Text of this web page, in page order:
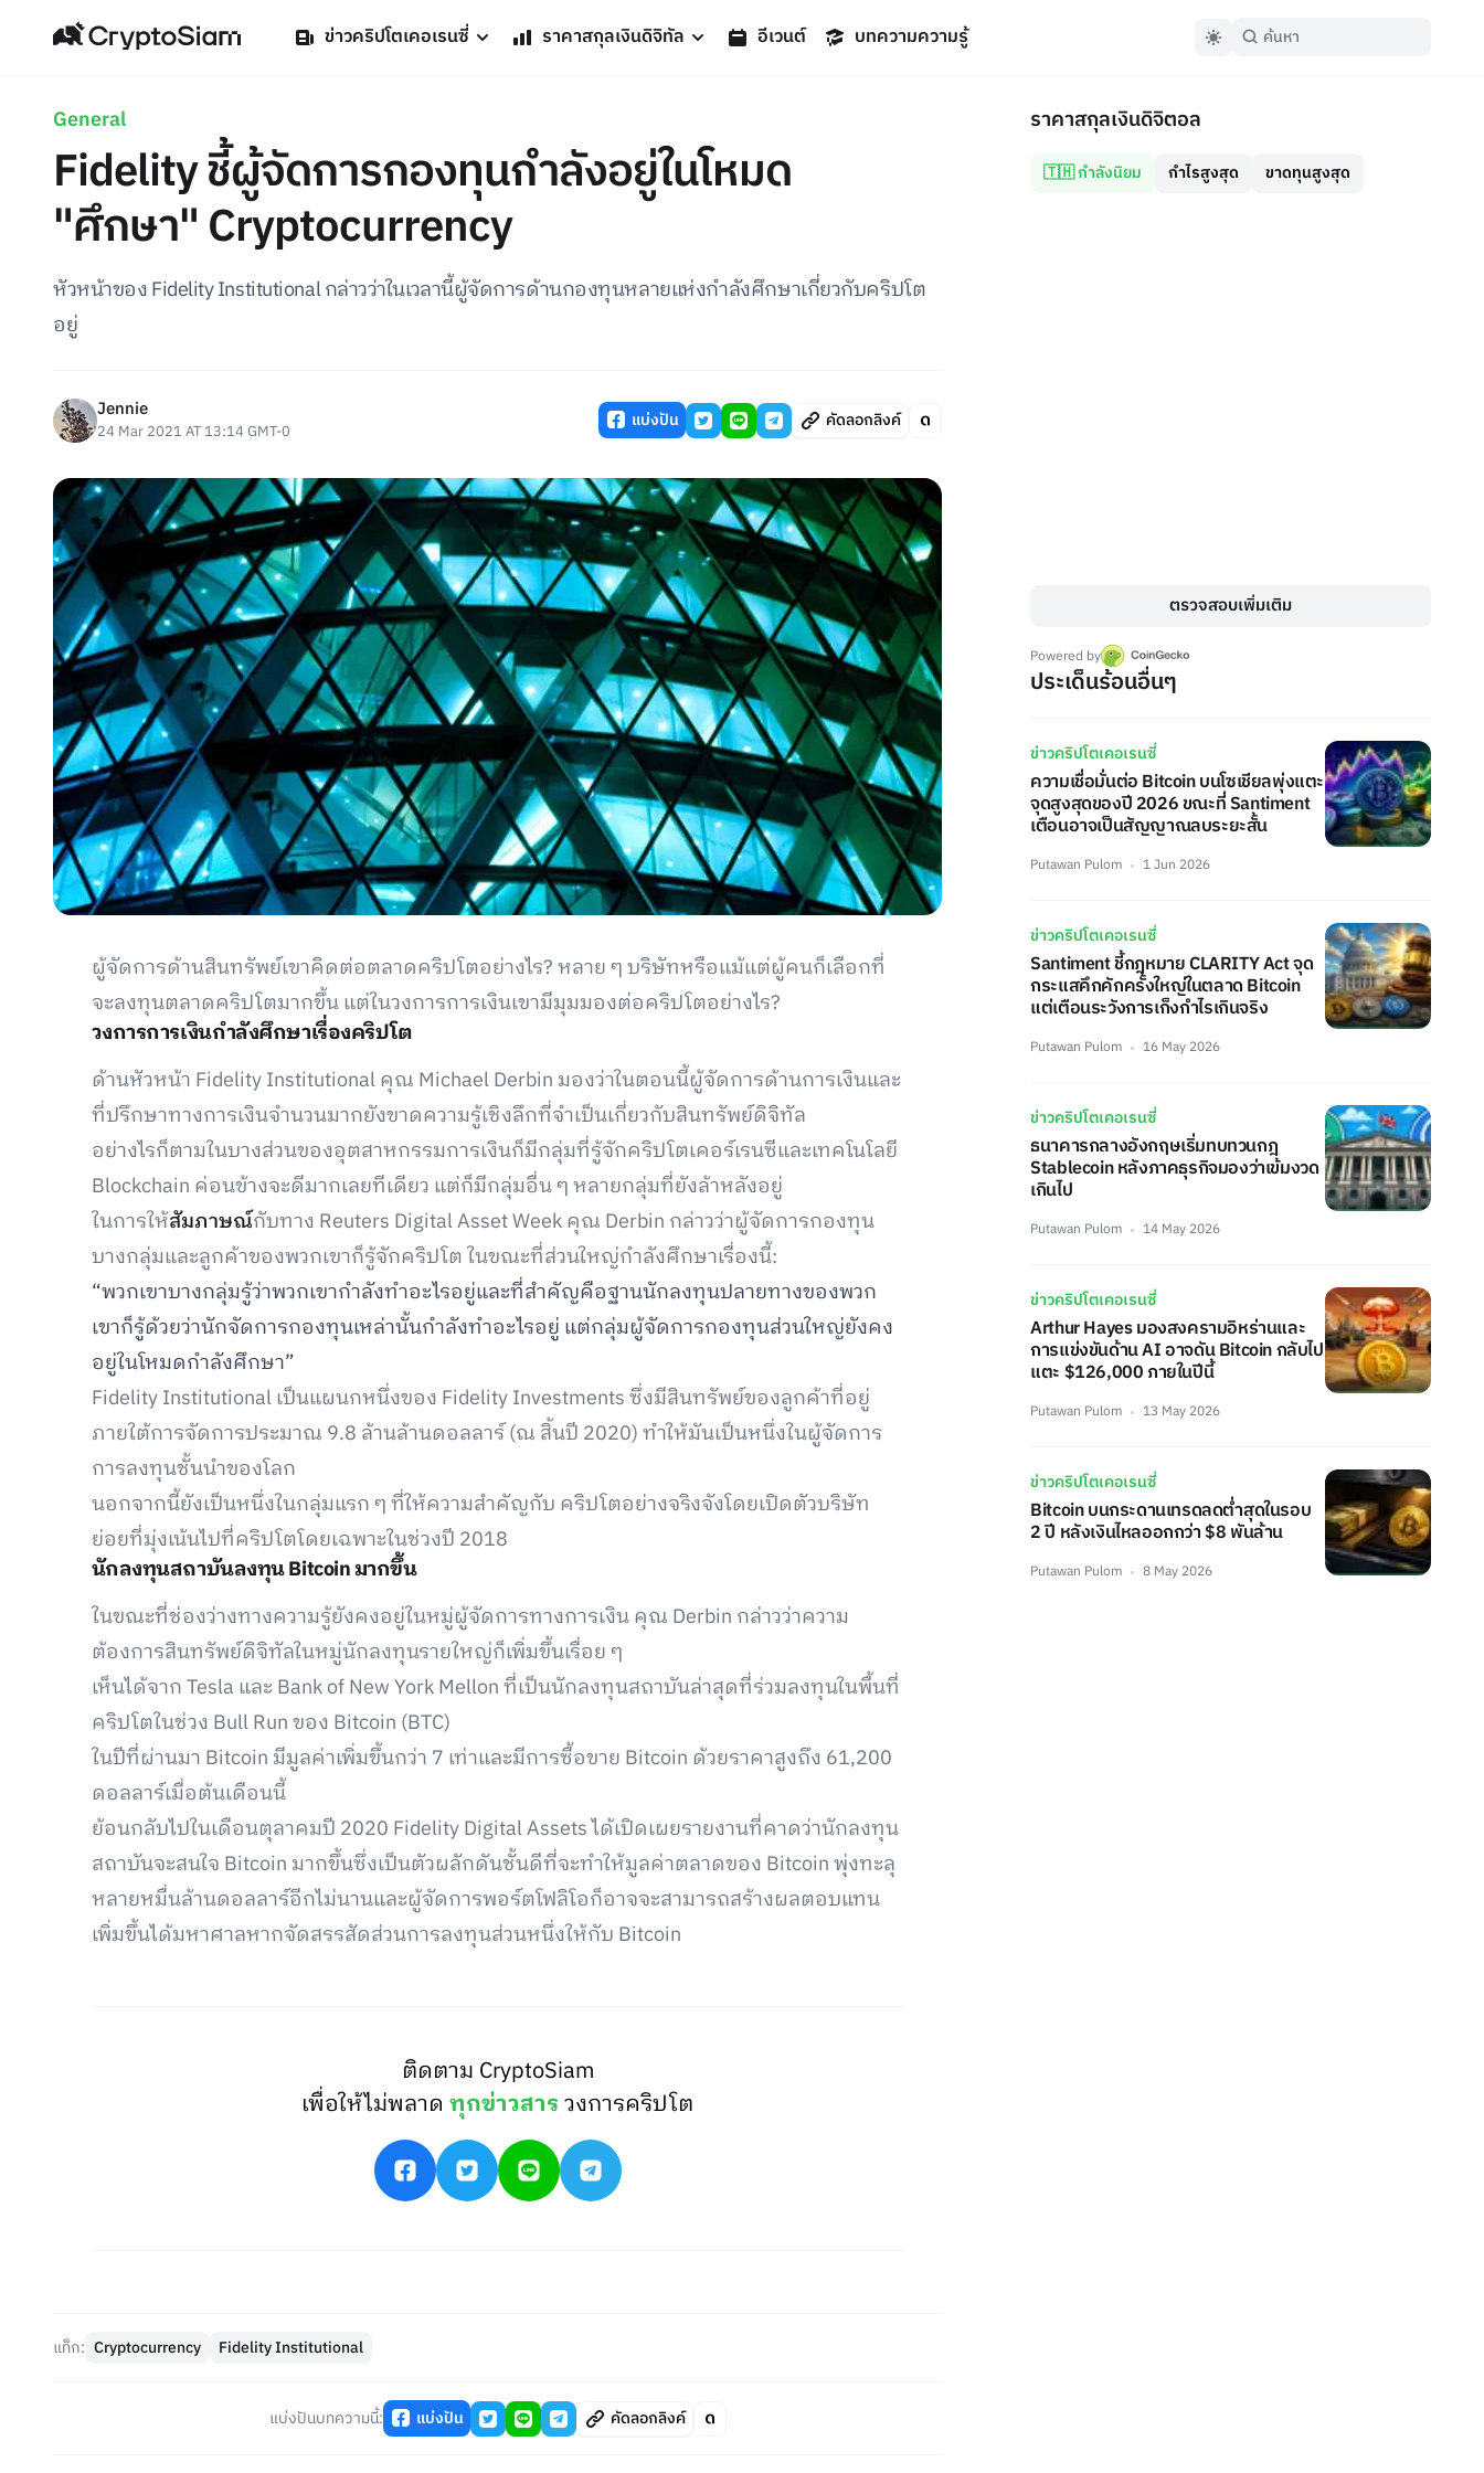
ข่าวคริปโตเคอเรนซี่ ราคาสกุลเงินดิจิทัล อีเวนต์ บทความความรู้
General
Fidelity ชี้ผู้จัดการกองทุนกำลังอยู่ในโหมด
"ศึกษา" Cryptocurrency
หัวหน้าของ Fidelity Institutional กล่าวว่าในเวลานี้ผู้จัดการด้านกองทุนหลายแห่งกำลังศึกษาเกี่ยวกับคริปโต
อยู่
Jennie
24 Mar 2021 AT 13:14 GMT-0 แบ่งปัน คัดลอกลิงค์
ผู้จัดการด้านสินทรัพย์เขาคิดต่อตลาดคริปโตอย่างไร? หลาย ๆ บริษัทหรือแม้แต่ผู้คนก็เลือกที่
จะลงทุนตลาดคริปโตมากขึ้น แต่ในวงการการเงินเขามีมุมมองต่อคริปโตอย่างไร?
วงการการเงินกำลังศึกษาเรื่องคริปโต
ด้านหัวหน้า Fidelity Institutional คุณ Michael Derbin มองว่าในตอนนี้ผู้จัดการด้านการเงินและ
ที่ปรึกษาทางการเงินจำนวนมากยังขาดความรู้เชิงลึกที่จำเป็นเกี่ยวกับสินทรัพย์ดิจิทัล
อย่างไรก็ตามในบางส่วนของอุตสาหกรรมการเงินก็มีกลุ่มที่รู้จักคริปโตเคอร์เรนซีและเทคโนโลยี
Blockchain ค่อนข้างจะดีมากเลยทีเดียว แต่ก็มีกลุ่มอื่น ๆ หลายกลุ่มที่ยังล้าหลังอยู่
ในการให้สัมภาษณ์กับทาง Reuters Digital Asset Week คุณ Derbin กล่าวว่าผู้จัดการกองทุน
บางกลุ่มและลูกค้าของพวกเขาก็รู้จักคริปโต ในขณะที่ส่วนใหญ่กำลังศึกษาเรื่องนี้:
“พวกเขาบางกลุ่มรู้ว่าพวกเขากำลังทำอะไรอยู่และที่สำคัญคือฐานนักลงทุนปลายทางของพวก
เขาก็รู้ด้วยว่านักจัดการกองทุนเหล่านั้นกำลังทำอะไรอยู่ แต่กลุ่มผู้จัดการกองทุนส่วนใหญ่ยังคง
อยู่ในโหมดกำลังศึกษา”
Fidelity Institutional เป็นแผนกหนึ่งของ Fidelity Investments ซึ่งมีสินทรัพย์ของลูกค้าที่อยู่
ภายใต้การจัดการประมาณ 9.8 ล้านล้านดอลลาร์ (ณ สิ้นปี 2020) ทำให้มันเป็นหนึ่งในผู้จัดการ
การลงทุนชั้นนำของโลก
นอกจากนี้ยังเป็นหนึ่งในกลุ่มแรก ๆ ที่ให้ความสำคัญกับ คริปโตอย่างจริงจังโดยเปิดตัวบริษัท
ย่อยที่มุ่งเน้นไปที่คริปโตโดยเฉพาะในช่วงปี 2018
นักลงทุนสถาบันลงทุน Bitcoin มากขึ้น
ในขณะที่ช่องว่างทางความรู้ยังคงอยู่ในหมู่ผู้จัดการทางการเงิน คุณ Derbin กล่าวว่าความ
ต้องการสินทรัพย์ดิจิทัลในหมู่นักลงทุนรายใหญ่ก็เพิ่มขึ้นเรื่อย ๆ
เห็นได้จาก Tesla และ Bank of New York Mellon ที่เป็นนักลงทุนสถาบันล่าสุดที่ร่วมลงทุนในพื้นที่
คริปโตในช่วง Bull Run ของ Bitcoin (BTC)
ในปีที่ผ่านมา Bitcoin มีมูลค่าเพิ่มขึ้นกว่า 7 เท่าและมีการซื้อขาย Bitcoin ด้วยราคาสูงถึง 61,200
ดอลลาร์เมื่อต้นเดือนนี้
ย้อนกลับไปในเดือนตุลาคมปี 2020 Fidelity Digital Assets ได้เปิดเผยรายงานที่คาดว่านักลงทุน
สถาบันจะสนใจ Bitcoin มากขึ้นซึ่งเป็นตัวผลักดันชั้นดีที่จะทำให้มูลค่าตลาดของ Bitcoin พุ่งทะลุ
หลายหมื่นล้านดอลลาร์อีกไม่นานและผู้จัดการพอร์ตโฟลิโอก็อาจจะสามารถสร้างผลตอบแทน
เพิ่มขึ้นได้มหาศาลหากจัดสรรสัดส่วนการลงทุนส่วนหนึ่งให้กับ Bitcoin
ติดตาม CryptoSiam
เพื่อให้ไม่พลาดทุกข่าวสารวงการคริปโต
แท็ก: Cryptocurrency Fidelity Institutional
แบ่งปันบทความนี้: แบ่งปัน คัดลอกลิงค์
ราคาสกุลเงินดิจิตอล
🇹🇭 กำลังนิยม กำไรสูงสุด ขาดทุนสูงสุด
ตรวจสอบเพิ่มเติม
Powered by
ประเด็นร้อนอื่นๆ
ข่าวคริปโตเคอเรนซี่
ความเชื่อมั่นต่อ Bitcoin บนโซเชียลพุ่งแตะ
จุดสูงสุดของปี 2026 ขณะที่ Santiment
เตือนอาจเป็นสัญญาณลบระยะสั้น
Putawan Pulom 1 Jun 2026
ข่าวคริปโตเคอเรนซี่
Santiment ชี้กฎหมาย CLARITY Act จุด
กระแสคึกคักครั้งใหญ่ในตลาด Bitcoin
แต่เตือนระวังการเก็งกำไรเกินจริง
Putawan Pulom 16 May 2026
ข่าวคริปโตเคอเรนซี่
ธนาคารกลางอังกฤษเริ่มทบทวนกฎ
Stablecoin หลังภาคธุรกิจมองว่าเข้มงวด
เกินไป
Putawan Pulom 14 May 2026
ข่าวคริปโตเคอเรนซี่
Arthur Hayes มองสงครามอิหร่านและ
การแข่งขันด้าน AI อาจดัน Bitcoin กลับไป
แตะ $126,000 ภายในปีนี้
Putawan Pulom 13 May 2026
ข่าวคริปโตเคอเรนซี่
Bitcoin บนกระดานเทรดลดต่ำสุดในรอบ
2 ปี หลังเงินไหลออกกว่า $8 พันล้าน
Putawan Pulom 8 May 2026